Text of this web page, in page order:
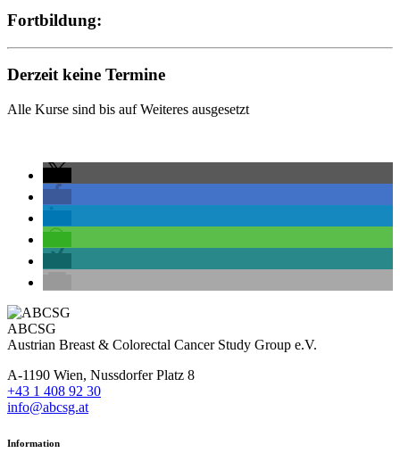
Fortbildung:
Derzeit keine Termine
Alle Kurse sind bis auf Weiteres ausgesetzt
ABCSG
Austrian Breast & Colorectal Cancer Study Group e.V.
A-1190 Wien, Nussdorfer Platz 8
+43 1 408 92 30
info@abcsg.at
Information